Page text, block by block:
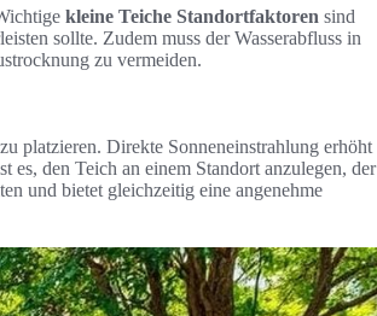
kleine Teiche Standortfaktoren sind
sollte. Zudem muss der Wasserabfluss in
zu vermeiden.
zu platzieren. Direkte Sonneneinstrahlung erhöht
den Teich an einem Standort anzulegen, der
und bietet gleichzeitig eine angenehme